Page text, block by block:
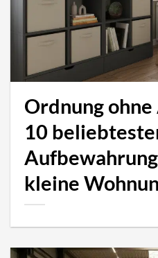
Ordnung
10
kleine